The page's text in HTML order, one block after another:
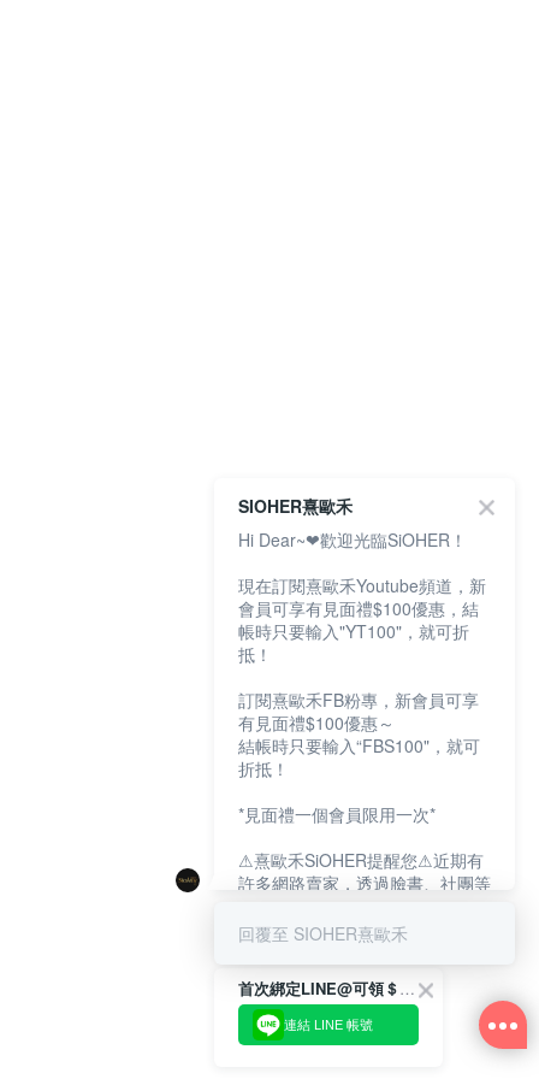
首次綁定LINE@可領＄100折扣優惠
連結 LINE 帳號
SIOHER熹歐禾
Hi Dear~❤歡迎光臨SiOHER！
現在訂閱熹歐禾Youtube頻道，新
會員可享有見面禮$100優惠，結
帳時只要輸入"YT100"，就可折
抵！
訂閱熹歐禾FB粉專，新會員可享
有見面禮$100優惠～
結帳時只要輸入“FBS100"，就可
折抵！
*見面禮一個會員限用一次*
⚠熹歐禾SiOHER提醒您⚠近期有
許多網路賣家，透過臉書、社團等
SiOHER』品牌授權、或有內部管
消費者上當及受害。
如有疑慮請至官網先訂單查尋如
〝TM / TS / TG〞開頭,都是我們
回覆至 SIOHER熹歐禾